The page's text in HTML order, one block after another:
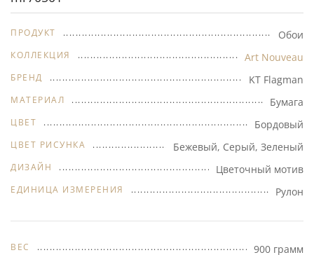
ПРОДУКТ Обои
КОЛЛЕКЦИЯ Art Nouveau
БРЕНД KT Flagman
МАТЕРИАЛ Бумага
ЦВЕТ РИСУНКА Бежевый, Серый, Зеленый
ДИЗАЙН Цветочный мотив
ЕДИНИЦА ИЗМЕРЕНИЯ Рулон
ЦВЕТ Бордовый
ВЕС 900 грамм